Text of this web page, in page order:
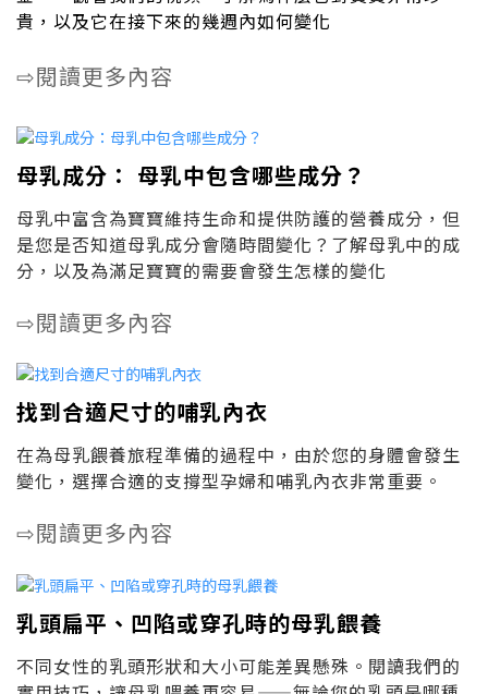
貴，以及它在接下來的幾週內如何變化
⇨閱讀更多內容
母乳成分： 母乳中包含哪些成分？
母乳中富含為寶寶維持生命和提供防護的營養成分，但
是您是否知道母乳成分會隨時間變化？了解母乳中的成
分，以及為滿足寶寶的需要會發生怎樣的變化
⇨閱讀更多內容
找到合適尺寸的哺乳內衣
在為母乳餵養旅程準備的過程中，由於您的身體會發生
變化，選擇合適的支撐型孕婦和哺乳內衣非常重要。
⇨閱讀更多內容
乳頭扁平、凹陷或穿孔時的母乳餵養
不同女性的乳頭形狀和大小可能差異懸殊。閱讀我們的